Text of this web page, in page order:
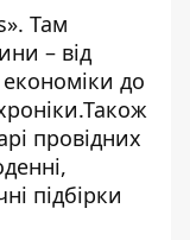
. Там
– від
до
провідних
підбірки